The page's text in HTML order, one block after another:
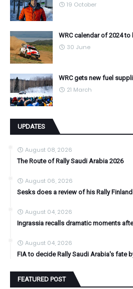
19 October
WRC calendar of 2024
30 June
WRC gets new fuel
21 March
UPDATES
August 08, 2026
The Route of Rally Saudi Arabia 2026
August 06, 2026
Sesks does a review of his Rally Finland
August 04, 2026
Ingrassia recalls dramatic moments
August 04, 2026
FIA to decide Rally Saudi Arabia's fate
FEATURED POST